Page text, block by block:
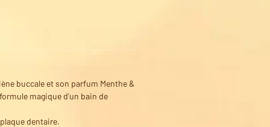
buccale et son parfum Menthe &
magique d’un bain de
dentaire.